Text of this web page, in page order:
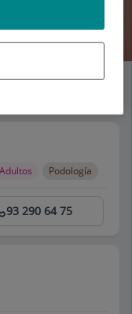
Podología
93 290 64 75